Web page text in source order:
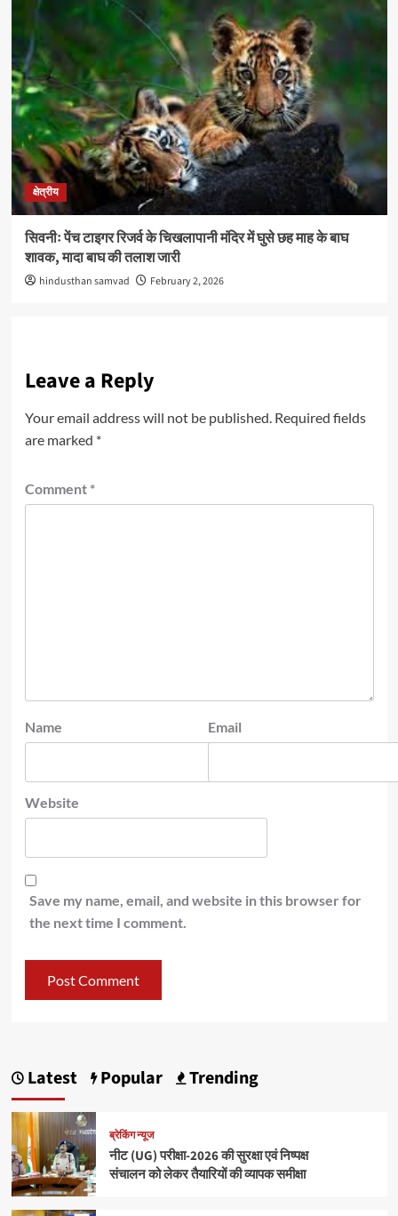
क्षेत्रीय
सिवनीः पेंच टाइगर रिजर्व के चिखलापानी मंदिर में घुसे छह माह के बाघ
शावक, मादा बाघ की तलाश जारी
hindusthan samvad February 2, 2026
Leave a Reply
Your email address will not be published. Required fields
are marked *
Comment *
Name Email
Website
Save my name, email, and website in this browser for
the next time I comment.
Latest Popular Trending
ब्रेकिंग न्यूज
नीट (UG) परीक्षा-2026 की सुरक्षा एवं निष्पक्ष
संचालन को लेकर तैयारियों की व्यापक समीक्षा